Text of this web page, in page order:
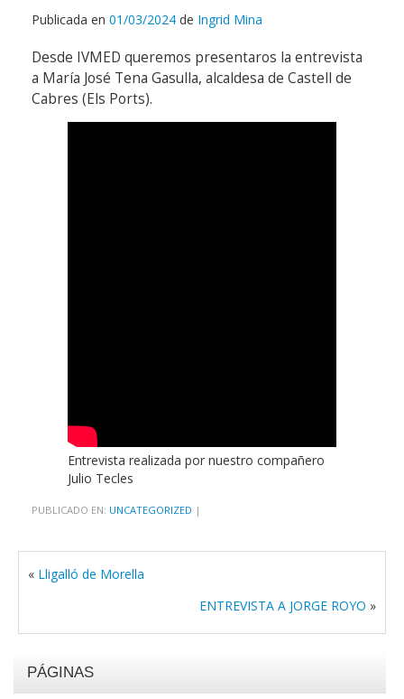
Publicada en 01/03/2024 de Ingrid Mina
Desde IVMED queremos presentaros la entrevista
a María José Tena Gasulla, alcaldesa de Castell de
Cabres (Els Ports).
Entrevista realizada por nuestro compañero
Julio Tecles
PUBLICADO EN: UNCATEGORIZED |
« Lligalló de Morella
ENTREVISTA A JORGE ROYO »
PÁGINAS